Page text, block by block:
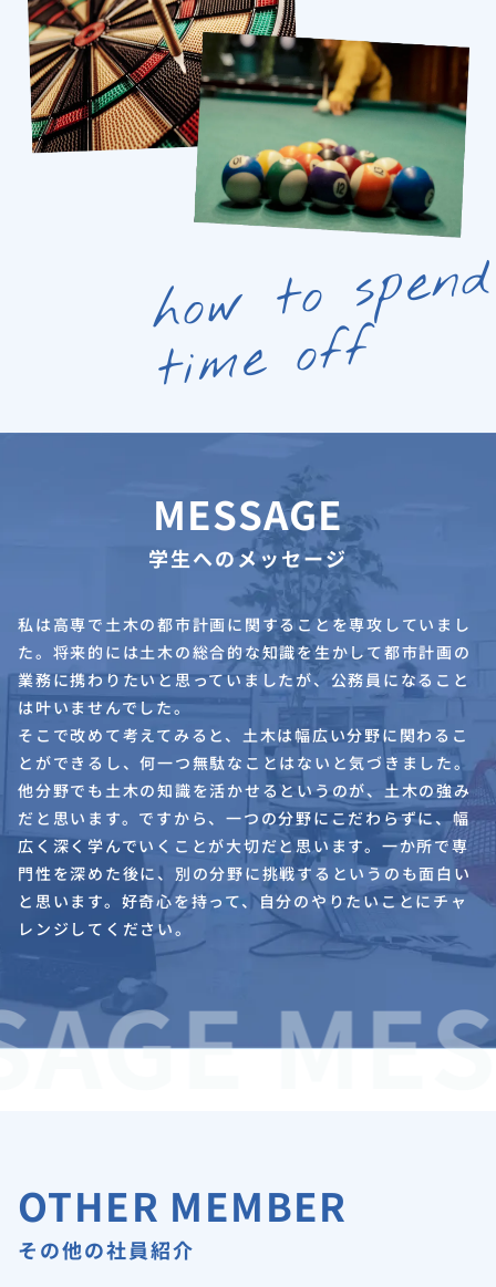
how to spend
time off
MESSAGE
学生へのメッセージ
私は高専で土木の都市計画に関することを専攻していまし
た。将来的には土木の総合的な知識を生かして都市計画の
業務に携わりたいと思っていましたが、公務員になること
は叶いませんでした。
そこで改めて考えてみると、土木は幅広い分野に関わるこ
とができるし、何一つ無駄なことはないと気づきました。
他分野でも土木の知識を活かせるというのが、土木の強み
だと思います。ですから、一つの分野にこだわらずに、幅
広く深く学んでいくことが大切だと思います。一か所で専
門性を深めた後に、別の分野に挑戦するというのも面白い
と思います。好奇心を持って、自分のやりたいことにチャ
レンジしてください。
OTHER MEMBER
その他の社員紹介